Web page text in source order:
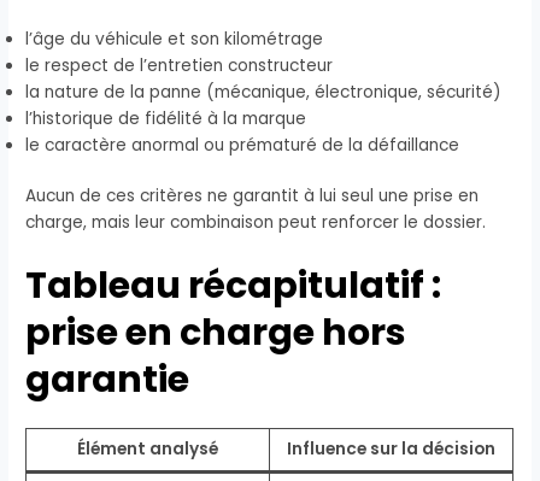
l’âge du véhicule et son kilométrage
le respect de l’entretien constructeur
la nature de la panne (mécanique, électronique, sécurité)
l’historique de fidélité à la marque
le caractère anormal ou prématuré de la défaillance
Aucun de ces critères ne garantit à lui seul une prise en
charge, mais leur combinaison peut renforcer le dossier.
Tableau récapitulatif :
prise en charge hors
garantie
Élément analysé Influence sur la décision